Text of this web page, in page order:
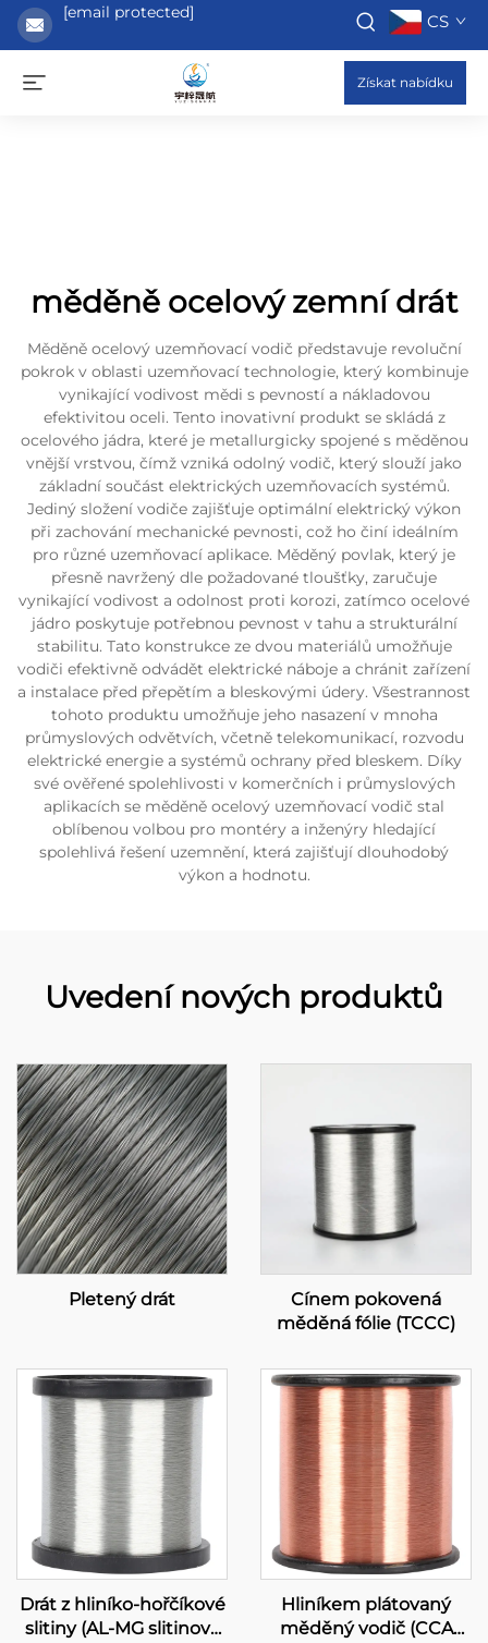
[email protected] CS
Získat nabídku
měděně ocelový zemní drát
Měděně ocelový uzemňovací vodič představuje revoluční
pokrok v oblasti uzemňovací technologie, který kombinuje
vynikající vodivost mědi s pevností a nákladovou
efektivitou oceli. Tento inovativní produkt se skládá z
ocelového jádra, které je metallurgicky spojené s měděnou
vnější vrstvou, čímž vzniká odolný vodič, který slouží jako
základní součást elektrických uzemňovacích systémů.
Jediný složení vodiče zajišťuje optimální elektrický výkon
při zachování mechanické pevnosti, což ho činí ideálním
pro různé uzemňovací aplikace. Měděný povlak, který je
přesně navržený dle požadované tloušťky, zaručuje
vynikající vodivost a odolnost proti korozi, zatímco ocelové
jádro poskytuje potřebnou pevnost v tahu a strukturální
stabilitu. Tato konstrukce ze dvou materiálů umožňuje
vodiči efektivně odvádět elektrické náboje a chránit zařízení
a instalace před přepětím a bleskovými údery. Všestrannost
tohoto produktu umožňuje jeho nasazení v mnoha
průmyslových odvětvích, včetně telekomunikací, rozvodu
elektrické energie a systémů ochrany před bleskem. Díky
své ověřené spolehlivosti v komerčních i průmyslových
aplikacích se měděně ocelový uzemňovací vodič stal
oblíbenou volbou pro montéry a inženýry hledající
spolehlivá řešení uzemnění, která zajišťují dlouhodobý
výkon a hodnotu.
Uvedení nových produktů
Pletený drát
Cínem pokovená
měděná fólie (TCCC)
Drát z hliníko-hořčíkové
slitiny (AL-MG slitinový
Hliníkem plátovaný
měděný vodič (CCA